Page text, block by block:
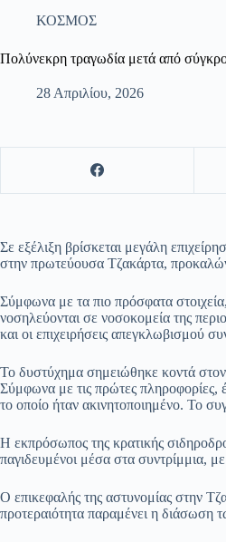
ΚΟΣΜΟΣ
Πολύνεκρη τραγωδία μετά από
28 Απριλίου, 2026
Σε εξέλιξη βρίσκεται μεγάλη
στην πρωτεύουσα Τζακάρτα,
Σύμφωνα με τα πιο πρόσφατα
νοσηλεύονται σε νοσοκομεία της
και οι επιχειρήσεις απεγκλωβισμού
Το δυστύχημα σημειώθηκε κοντά
Σύμφωνα με τις πρώτες πληροφορίες,
το οποίο ήταν ακινητοποιημένο. Το
Η εκπρόσωπος της κρατικής
παγιδευμένοι μέσα στα συντρίμμια,
Ο επικεφαλής της αστυνομίας στην
προτεραιότητα παραμένει η διάσωση